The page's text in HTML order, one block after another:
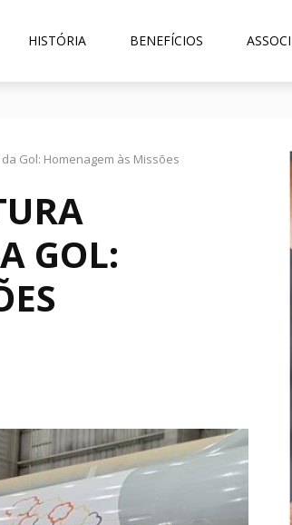
HISTÓRIA BENEFÍCIOS
Gol: Homenagem às Missões
GOL: